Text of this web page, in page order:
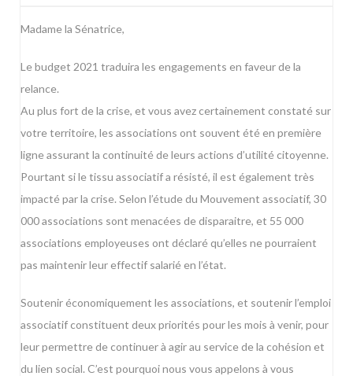
Madame la Sénatrice,
Le budget 2021 traduira les engagements en faveur de la
relance.
Au plus fort de la crise, et vous avez certainement constaté sur
votre territoire, les associations ont souvent été en première
ligne assurant la continuité de leurs actions d’utilité citoyenne.
Pourtant si le tissu associatif a résisté, il est également très
impacté par la crise. Selon l’étude du Mouvement associatif, 30
000 associations sont menacées de disparaitre, et 55 000
associations employeuses ont déclaré qu’elles ne pourraient
pas maintenir leur effectif salarié en l’état.
Soutenir économiquement les associations, et soutenir l’emploi
associatif constituent deux priorités pour les mois à venir, pour
leur permettre de continuer à agir au service de la cohésion et
du lien social. C’est pourquoi nous vous appelons à vous